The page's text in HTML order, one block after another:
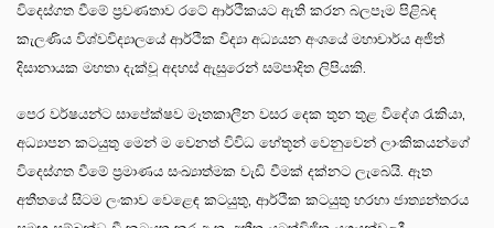
විදෙස්ගත වීමේ ප්‍රවණතාව රටේ ආර්ථිකයට ඇති කරන බලපෑම පිළිබඳ
කැලණිය විශ්වවිද්‍යාලයේ ආර්ථික විද්‍යා අධ්‍යයන අංශයේ මහාචාර්ය අජිත්
දිසානායක මහතා දැක්වූ අදහස් ඇසුරෙන් සම්පාදිත ලිපියකි.
පෙර වර්ෂයන්ට සාපේක්ෂව මෑතකාලීන වසර දෙක තුන තුළ විදේශ රැකියා,
අධ්‍යාපන කටයුතු මෙන් ම වෙනත් විවිධ හේතූන් වෙනුවෙන් ලාංකිකයන්ගේ
විදෙස්ගත වීමේ ප්‍රමාණය සංඛ්‍යාත්මක වැඩි වීමක් දක්නට ලැබෙයි. ඈත
අතීතයේ සිටම ලංකාව වෙළෙඳ කටයුතු, ආර්ථික කටයුතු හරහා ජාත්‍යන්තරය